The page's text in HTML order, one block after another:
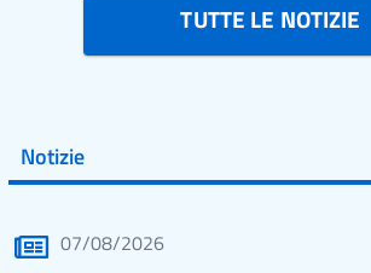
TUTTE LE NOTIZIE
Notizie
07/08/2026